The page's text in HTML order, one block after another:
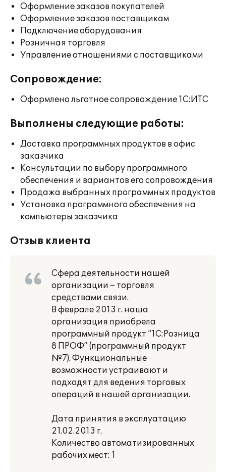
Оформление заказов покупателей
Оформление заказов поставщикам
Подключение оборудования
Розничная торговля
Управление отношениями с поставщиками
Сопровождение:
Оформлено льготное сопровождение 1С:ИТС
Выполнены следующие работы:
Доставка программных продуктов в офис
заказчика
Консультации по выбору программного
обеспечения и вариантов его сопровождения
Продажа выбранных программных продуктов
Установка программного обеспечения на
компьютеры заказчика
Отзыв клиента
Сфера деятельности нашей
организации – торговля
средствами связи.
В феврале 2013 г. наша
организация приобрела
программный продукт “1С:Розница
8 ПРОФ” (программный продукт
№7). Функциональные
возможности устраивают и
подходят для ведения торговых
операций в нашей организации.
Дата принятия в эксплуатацию
21.02.2013 г.
Количество автоматизированных
рабочих мест: 1